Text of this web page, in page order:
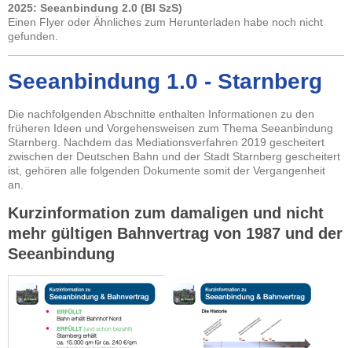
2025: Seeanbindung 2.0 (BI SzS)
Einen Flyer oder Ähnliches zum Herunterladen habe noch nicht
gefunden.
Seeanbindung 1.0 - Starnberg
Die nachfolgenden Abschnitte enthalten Informationen zu den
früheren Ideen und Vorgehensweisen zum Thema Seeanbindung
Starnberg. Nachdem das Mediationsverfahren 2019 gescheitert
zwischen der Deutschen Bahn und der Stadt Starnberg gescheitert
ist, gehören alle folgenden Dokumente somit der Vergangenheit
an.
Kurzinformation zum damaligen und nicht
mehr gültigen Bahnvertrag von 1987 und der
Seeanbindung